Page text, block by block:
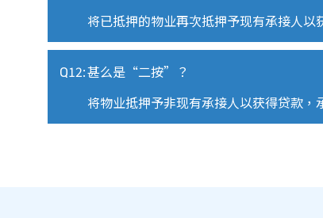
将已抵押的物业再次抵押予现有承接人
Q12:甚么是“二按”？
将物业抵押予非现有承接人以获得贷款，